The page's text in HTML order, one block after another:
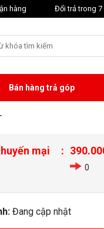
hàng Đổi trả trong 7
Bán hàng trả góp
mại
0
Đang cập nhật